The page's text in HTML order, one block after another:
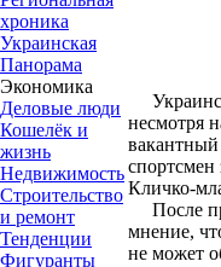
хроника
Украинская
Панорама
Экономика
Деловые люди
Кошелёк и
жизнь
Недвижимость
Строительство
и ремонт
Тенденции
Фигуранты
несмотря
Кличко-
После
мнение,
не может